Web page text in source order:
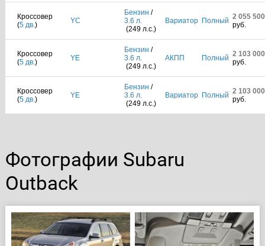
Кроссовер
(5 дв.) YC
Бензин /
3.6 л.
(249 л.с.)
Вариатор Полный 2 055 500
руб.
Кроссовер
(5 дв.) YE
Бензин /
3.6 л.
(249 л.с.)
АКПП Полный 2 103 000
руб.
Кроссовер
(5 дв.) YE
Бензин /
3.6 л.
(249 л.с.)
Вариатор Полный 2 103 000
руб.
Фотографии Subaru
Outback